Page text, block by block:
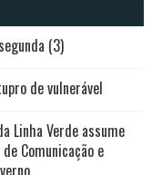
(3)
de vulnerável
Linha Verde assume
Comunicação e